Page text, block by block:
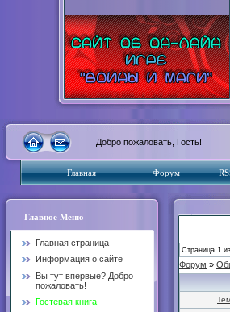
Добро пожаловать, Гость!
Главная Форум
Главное Меню
Главная страница
Информация о сайте
Вы тут впервые? Добро
пожаловать!
Гостевая книга
Страница 1 из
Форум »